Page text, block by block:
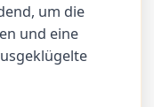
um die
und eine